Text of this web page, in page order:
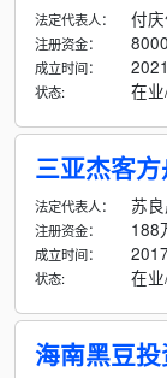
法定代表人： 付
注册资金：
成立时间：
状态: 在
三亚杰客
法定代表人： 苏
注册资金： 188
成立时间：
状态: 在
海南黑豆